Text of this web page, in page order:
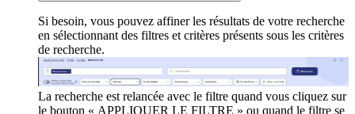
Si besoin, vous pouvez affiner les résultats de votre recherche
en sélectionnant des filtres et critères présents sous les critères
de recherche.
La recherche est relancée avec le filtre quand vous cliquez sur
le bouton « APPLIQUER LE FILTRE » ou quand le filtre se